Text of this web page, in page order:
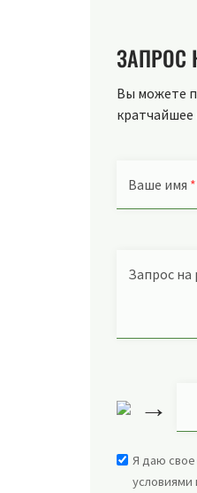
ЗАПРОС
Вы можете
кратчайшее
Ваше имя *
Запрос на
→
Я даю свое
условиями